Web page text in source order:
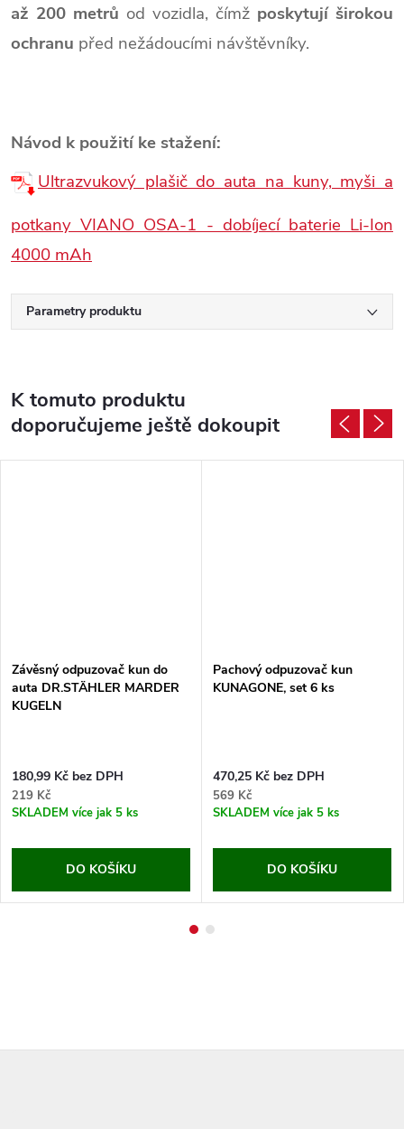
až 200 metrů od vozidla, čímž poskytují širokou
ochranu před nežádoucími návštěvníky.
Návod k použití ke stažení:
Ultrazvukový plašič do auta na kuny, myši a
potkany VIANO OSA-1 - dobíjecí baterie Li-Ion
4000 mAh
Parametry produktu
K tomuto produktu
doporučujeme ještě dokoupit
Závěsný odpuzovač kun do
auta DR.STÄHLER MARDER
KUGELN
180,99 Kč bez DPH
219 Kč
SKLADEM více jak 5 ks
DO KOŠÍKU
Pachový odpuzovač kun
KUNAGONE, set 6 ks
470,25 Kč bez DPH
569 Kč
SKLADEM více jak 5 ks
DO KOŠÍKU